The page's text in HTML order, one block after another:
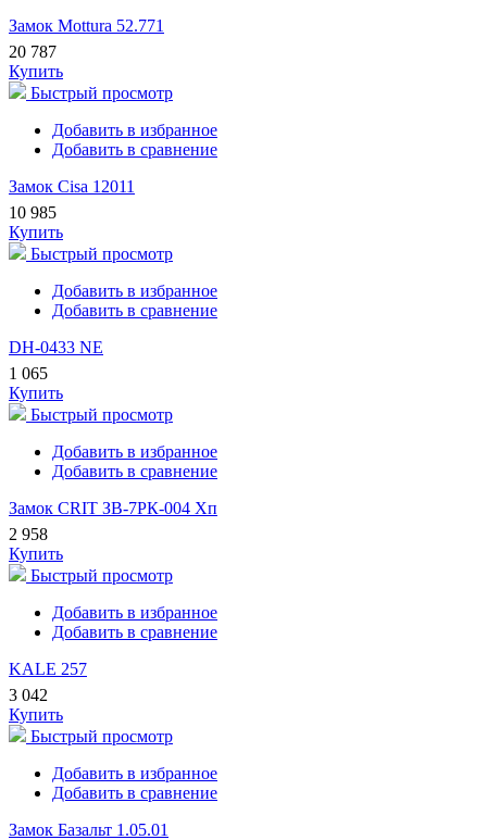
Замок Mottura 52.771
20 787
Купить
Быстрый просмотр
Добавить в избранное
Добавить в сравнение
Замок Cisa 12011
10 985
Купить
Быстрый просмотр
Добавить в избранное
Добавить в сравнение
DH-0433 NE
1 065
Купить
Быстрый просмотр
Добавить в избранное
Добавить в сравнение
Замок CRIT ЗВ-7РК-004 Хп
2 958
Купить
Быстрый просмотр
Добавить в избранное
Добавить в сравнение
KALE 257
3 042
Купить
Быстрый просмотр
Добавить в избранное
Добавить в сравнение
Замок Базальт 1.05.01